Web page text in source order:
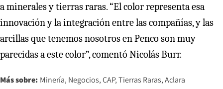
a minerales y tierras raras. “El color representa esa
innovación y la integración entre las compañías, y las
arcillas que tenemos nosotros en Penco son muy
parecidas a este color”, comentó Nicolás Burr.
Más sobre: Minería Negocios CAP Tierras Raras Aclara